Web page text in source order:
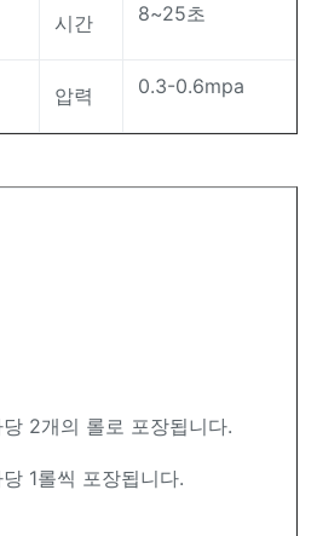
시간 8~25초
압력 0.3-0.6mpa
2개의 롤로 포장됩니다.
1롤씩 포장됩니다.